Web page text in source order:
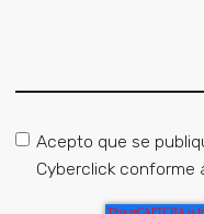
Acepto que se
Cyberclick conforme